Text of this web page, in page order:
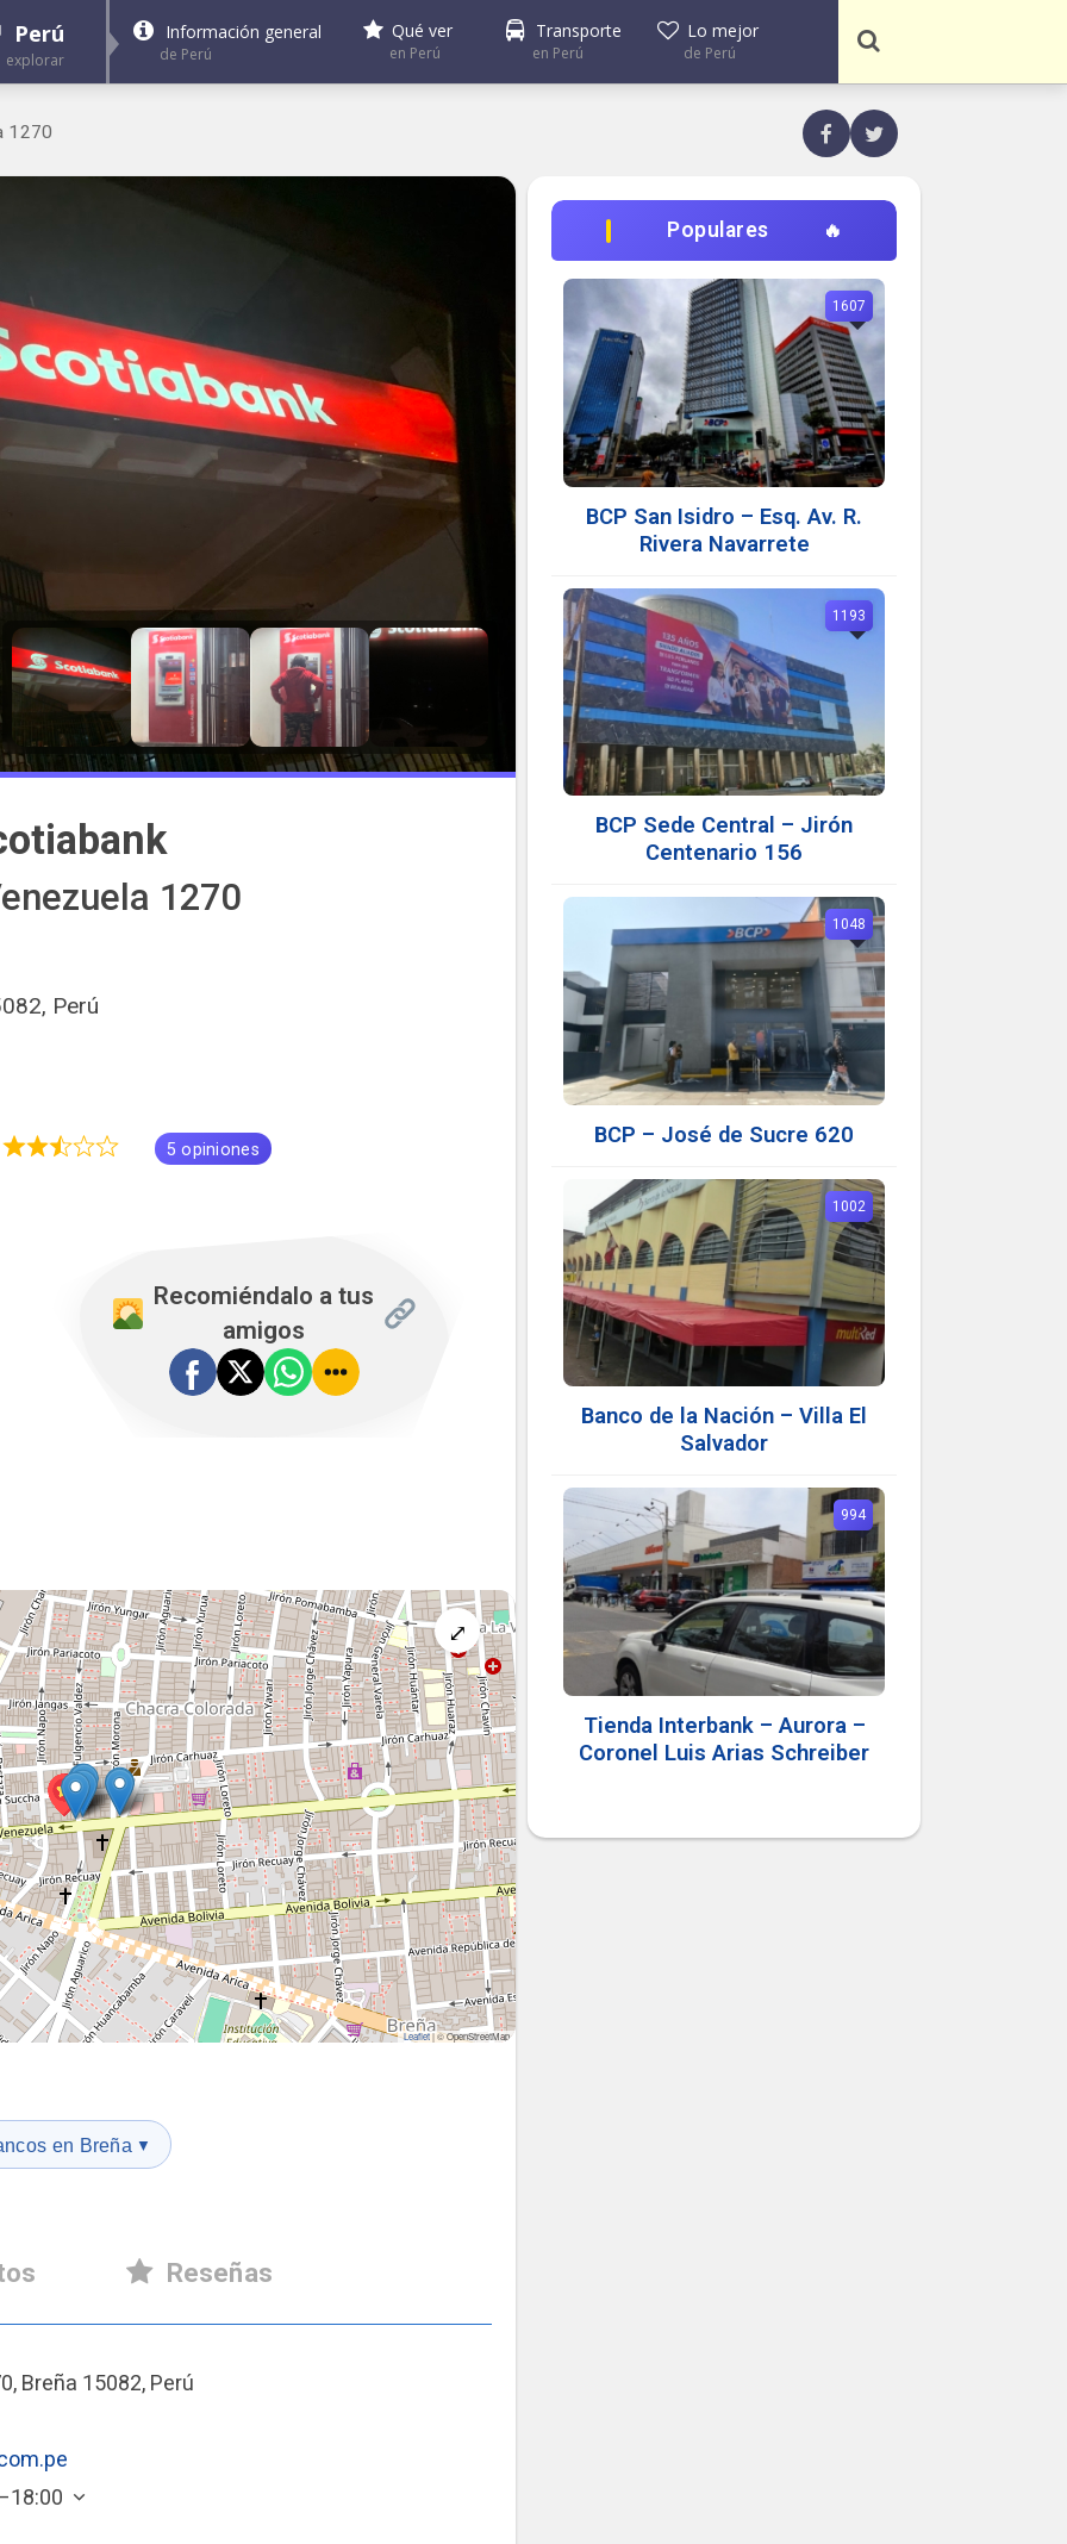
Perú
explorar
Información general
de Perú
Qué ver
en Perú
Transporte
en Perú
Lo mejor
de Perú
1270
1270
Perú
5 opiniones
Recomiéndalo a tus
amigos
⤢
Leaflet|© OpenStreetMap
en Breña ▼
Reseñas
Breña 15082, Perú
Populares
BCP San Isidro – Esq. Av. R.
Rivera Navarrete
1607
BCP Sede Central – Jirón
Centenario 156
1193
BCP – José de Sucre 620
1048
Banco de la Nación – Villa El
Salvador
1002
Tienda Interbank – Aurora –
Coronel Luis Arias Schreiber
994